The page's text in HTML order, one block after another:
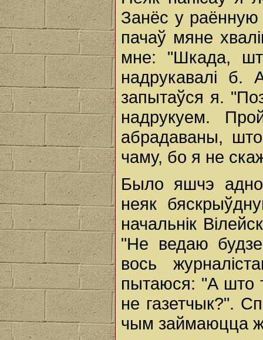
Занёс у раённую
пачаў мяне
мне: "Шкада,
надрукавалі
запытаўся я.
надрукуем.
абрадаваны,
чаму, бо я не
Было яшчэ
неяк
начальнік
"Не ведаю
вось
пытаюся: "А што
не газетчык?".
чым займаюцца